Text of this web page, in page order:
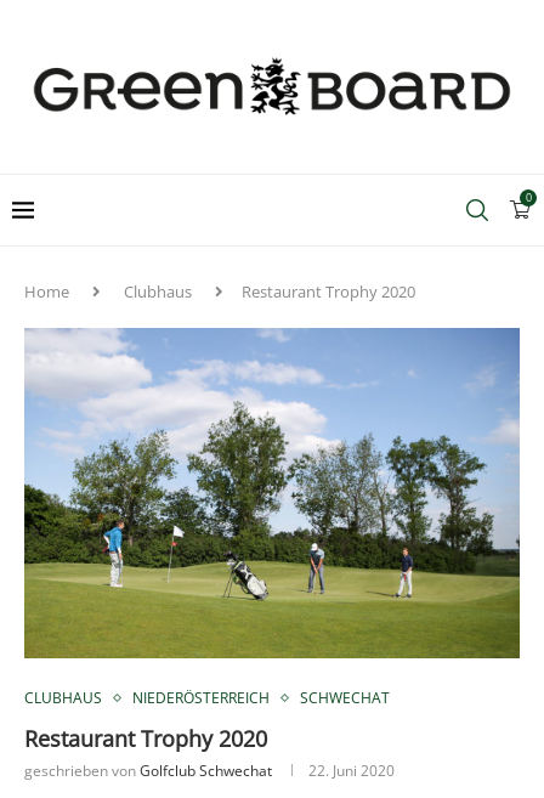
0
Home Clubhaus Restaurant Trophy 2020
CLUBHAUS NIEDERÖSTERREICH SCHWECHAT
Restaurant Trophy 2020
geschrieben vonGolfclub Schwechat 22. Juni 2020